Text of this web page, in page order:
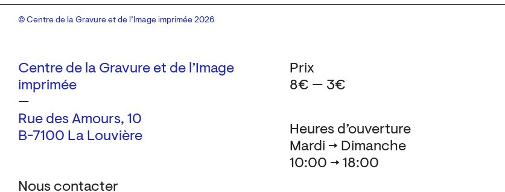
Centre de la Gravure et de l’Image
imprimée
—
Rue des Amours, 10
B-7100 La Louvière
Nous contacter
Heures d’ouverture
Mardi → Dimanche
10:00 → 18:00
Prix
8€ — 3€
© Centre de la Gravure et de l’Image imprimée 2026